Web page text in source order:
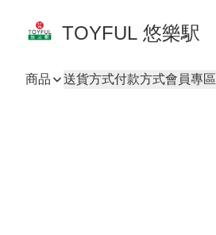
TOYFUL 悠樂駅
商品 送貨方式付款方式會員專區